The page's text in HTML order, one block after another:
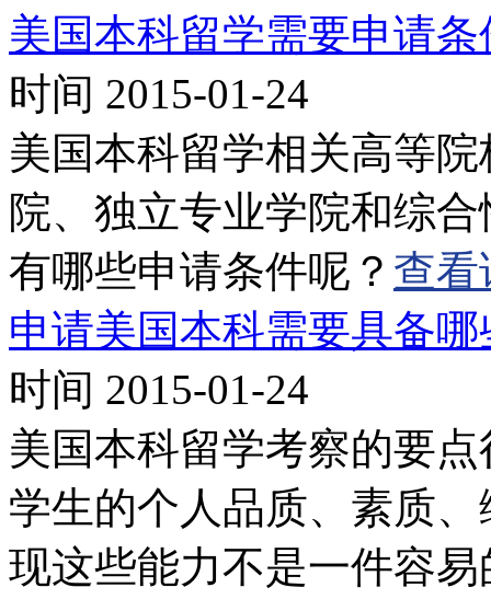
美国本科留学需要申请条
时间 2015-01-24
美国本科留学相关高等
院、独立专业学院和综
有哪些申请条件呢？ 查看
申请美国本科需要具备哪
时间 2015-01-24
美国本科留学考察的要
学生的个人品质、素质
现这些能力不是一件容